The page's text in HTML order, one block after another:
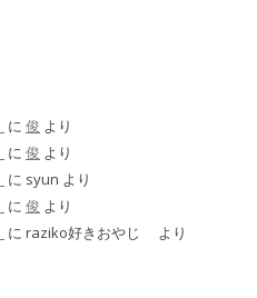
に 俊 より
に 俊 より
に syun より
に 俊 より
に raziko好きおやじ より